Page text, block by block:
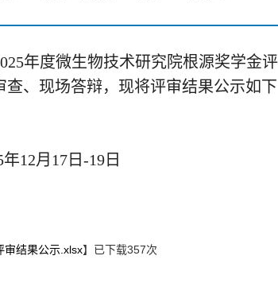
年度微生物技术研究院根源奖学金
查、现场答辩，现将评审结果公示如下
12月17日-19日
审结果公示.xlsx】已下载357次